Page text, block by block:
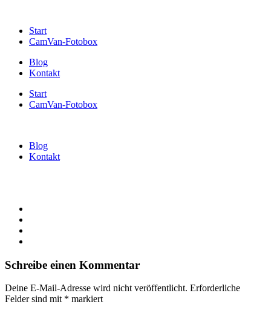
Start
CamVan-Fotobox
Blog
Kontakt
Start
CamVan-Fotobox
Blog
Kontakt
Schreibe einen Kommentar
Deine E-Mail-Adresse wird nicht veröffentlicht. Erforderliche
Felder sind mit * markiert